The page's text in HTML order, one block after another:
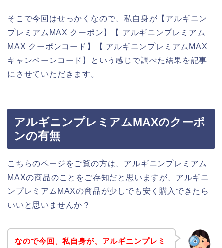
そこで今回はせっかくなので、私自身が【アルギニン
プレミアムMAX クーポン】【 アルギニンプレミアム
MAX クーポンコード】【 アルギニンプレミアムMAX
キャンペーンコード】という感じで調べた結果を記事
にさせていただきます。
アルギニンプレミアムMAXのクーポ
ンの有無
こちらのページをご覧の方は、アルギニンプレミアム
MAXの商品のことをご存知だと思いますが、アルギニ
ンプレミアムMAXの商品が少しでも安く購入できたら
いいと思いませんか？
なので今回、私自身が、アルギニンプレミ